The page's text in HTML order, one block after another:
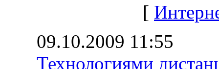
[
09.10.2009 11:55
Технологиями